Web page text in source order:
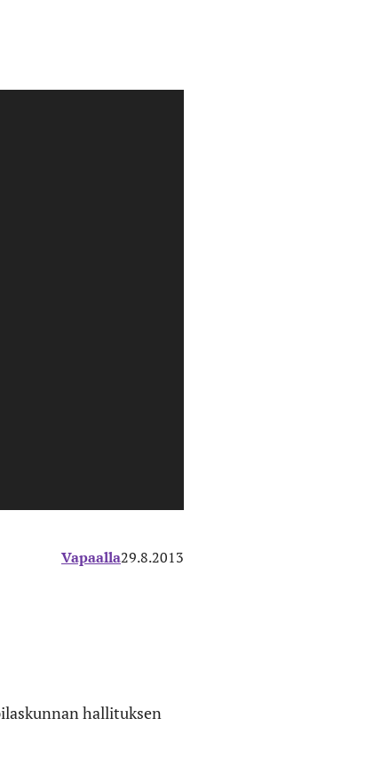
Vapaalla29.8.2013
hallituksen